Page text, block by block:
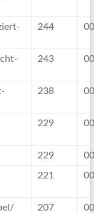
244
243
238
229
229
221
207